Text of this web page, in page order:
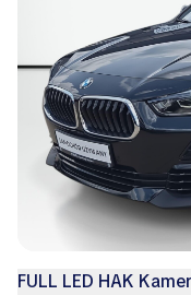
FULL LED HAK